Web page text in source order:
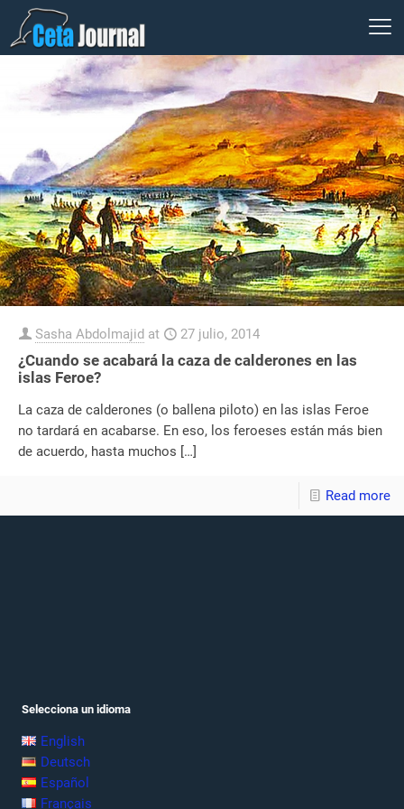
Sasha Abdolmajid at 27 julio, 2014
¿Cuando se acabará la caza de calderones en las
islas Feroe?
La caza de calderones (o ballena piloto) en las islas Feroe
no tardará en acabarse. En eso, los feroeses están más bien
de acuerdo, hasta muchos […]
Read more
Selecciona un idioma
English
Deutsch
Español
Français